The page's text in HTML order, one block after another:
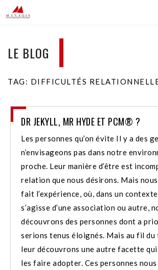
LES SITES MANAGIS
CONTACT
LE BLOG
TAG: DIFFICULTÉS
DR JEKYLL, MR HYDE ET PCM® ?
Les personnes qu’on évite Il y a des
n’envisageons pas dans notre
proche. Leur manière d’être est
relation que nous désirons. Mais
fait l’expérience, où, dans un contexte
s’agisse d’une association ou autre,
découvrons des personnes dont a
serions tenus éloignés. Mais au fil du
leur découvrons une autre facette
les faire adopter. Ces personnes